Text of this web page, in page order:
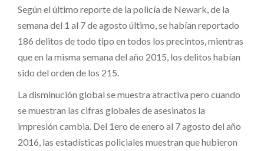
Según el último reporte de la policía de Newark, de la
semana del 1 al 7 de agosto último, se habían reportado
186 delitos de todo tipo en todos los precintos, mientras
que en la misma semana del año 2015, los delitos habían
sido del orden de los 215.
La disminución global se muestra atractiva pero cuando
se muestran las cifras globales de asesinatos la
impresión cambia. Del 1ero de enero al 7 agosto del año
2016, las estadísticas policiales muestran que hubieron